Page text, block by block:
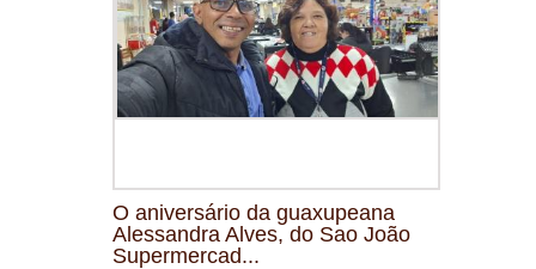
O aniversário da guaxupeana
Alessandra Alves, do Sao João
Supermercad...